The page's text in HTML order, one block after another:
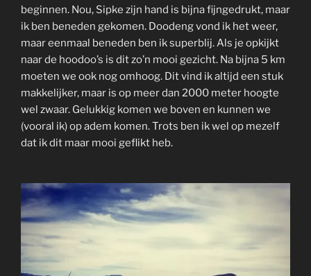
beginnen. Nou, Sipke zijn hand is bijna fijngedrukt, maar
ik ben beneden gekomen. Doodeng vond ik het weer,
maar eenmaal beneden ben ik superblij. Als je opkijkt
naar de hoodoo’s is dit zo’n mooi gezicht. Na bijna 5 km
moeten we ook nog omhoog. Dit vind ik altijd een stuk
makkelijker, maar is op meer dan 2000 meter hoogte
wel zwaar. Gelukkig komen we boven en kunnen we
(vooral ik) op adem komen. Trots ben ik wel op mezelf
dat ik dit maar mooi geflikt heb.